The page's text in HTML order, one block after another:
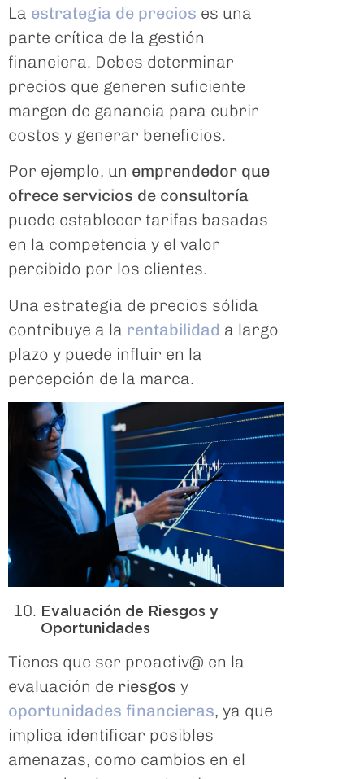
La estrategia de precios es una
parte crítica de la gestión
financiera. Debes determinar
precios que generen suficiente
margen de ganancia para cubrir
costos y generar beneficios.
Por ejemplo, un emprendedor que
ofrece servicios de consultoría
puede establecer tarifas basadas
en la competencia y el valor
percibido por los clientes.
Una estrategia de precios sólida
contribuye a la rentabilidad a largo
plazo y puede influir en la
percepción de la marca.
Evaluación de Riesgos y
Oportunidades
Tienes que ser proactiv@ en la
evaluación de riesgos y
oportunidades financieras, ya que
implica identificar posibles
amenazas, como cambios en el